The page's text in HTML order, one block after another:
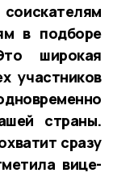
в подборе
широкая
участников
страны.
сразу
вице-